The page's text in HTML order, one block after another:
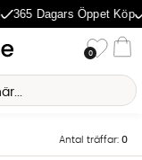
365 Dagars Öppet Köp
0
Antal träffar: 0